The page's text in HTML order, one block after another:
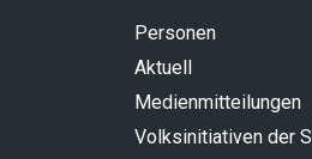
Personen
Aktuell
Medienmitteilungen
Volksinitiativen der